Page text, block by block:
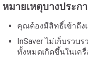
หมายเหตุบางประก
คุณต้องมีสิทธิ์เข้าถึง
InSaver ไม่เก็บรวบ
ทั้งหมดเกิดขึ้นในเครื่